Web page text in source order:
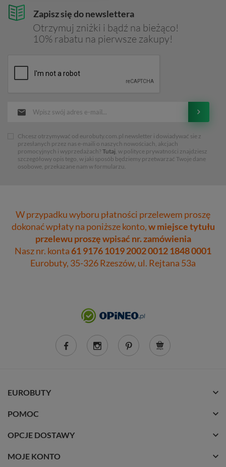
Zapisz się do newslettera
Otrzymuj zniżki i bądź na bieżąco!
10% rabatu na pierwsze zakupy!
Chcesz otrzymywać od eurobuty.com.pl newsletter i dowiadywać sie z
przesłanych przez nas e-maili o naszych nowościach, akcjach
promocyjnych i wyprzedażach? Tutaj, w polityce prywatności znajdziesz
szczegółowy opis tego, w jaki sposób będziemy przetwarzać Twoje dane
osobowe, przekazane nam w formularzu.
W przypadku wyboru płatności przelewem proszę
dokonać wpłaty na poniższe konto,w miejsce tytułu
przelewu proszę wpisać nr. zamówienia
Nasz nr. konta61 9176 1019 2002 0012 1848 0001
Eurobuty, 35-326 Rzeszów, ul. Rejtana 53a
EUROBUTY
POMOC
OPCJE DOSTAWY
MOJE KONTO